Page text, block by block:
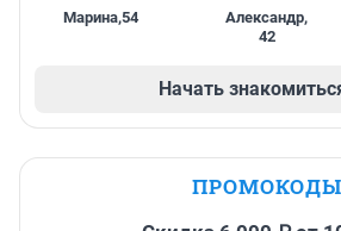
Марина,54 Александр,
42
Начать
ПРОМОКОДЫ